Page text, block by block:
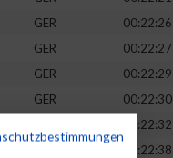
GER
00:22:26
GER
00:22:27
GER
00:22:29
GER
00:22:30
00:22:32
00:22:38